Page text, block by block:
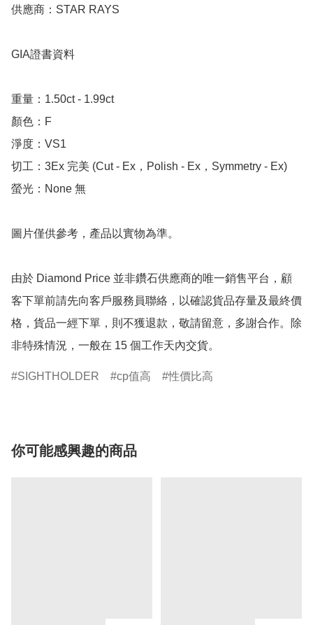
供應商：STAR RAYS
GIA證書資料
重量：1.50ct - 1.99ct
顏色：F
淨度：VS1
切工：3Ex 完美 (Cut - Ex，Polish - Ex，Symmetry - Ex)
螢光：None 無
圖片僅供參考，產品以實物為準。
由於 Diamond Price 並非鑽石供應商的唯一銷售平台，顧
客下單前請先向客戶服務員聯絡，以確認貨品存量及最終價
格，貨品一經下單，則不獲退款，敬請留意，多謝合作。除
非特殊情況，一般在 15 個工作天內交貨。
SIGHTHOLDER cp值高 性價比高
你可能感興趣的商品